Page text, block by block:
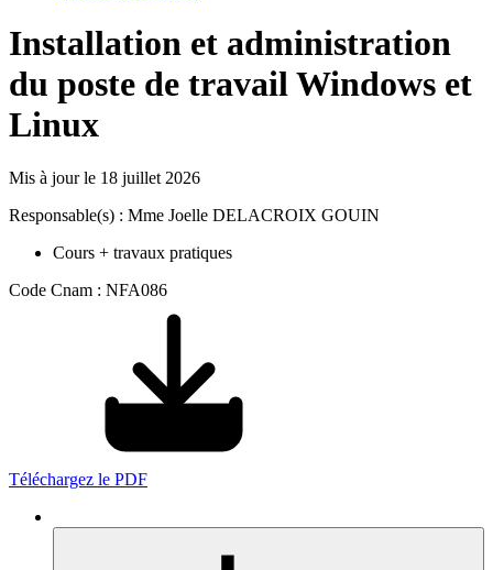
Installation et administration
du poste de travail Windows et
Linux
Mis à jour le 18 juillet 2026
Responsable(s) : Mme Joelle DELACROIX GOUIN
Cours + travaux pratiques
Code Cnam : NFA086
Téléchargez le PDF